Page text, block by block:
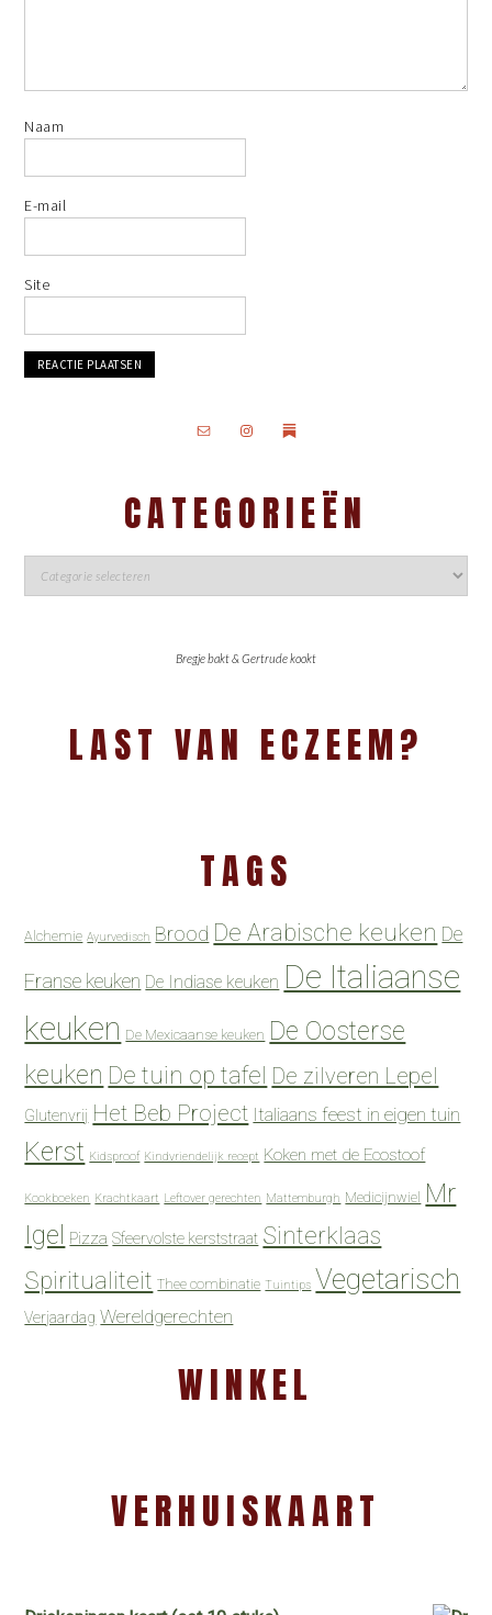
Naam
E-mail
Site
CATEGORIEËN
Bregje bakt & Gertrude kookt
LAST VAN ECZEEM?
TAGS
Alchemie Ayurvedisch Brood De Arabische keuken De
Franse keuken De Indiase keuken De Italiaanse
keuken De Mexicaanse keuken De Oosterse
keuken De tuin op tafel De zilveren Lepel
Glutenvrij Het Beb Project Italiaans feest in eigen tuin
Kerst Kidsproof Kindvriendelijk recept Koken met de Ecostoof
Kookboeken Krachtkaart Leftover gerechten Mattemburgh Medicijnwiel Mr
Igel
Pizza Sfeervolste kerststraat Sinterklaas
Spiritualiteit Thee combinatie Tuintips Vegetarisch
Verjaardag Wereldgerechten
WINKEL
VERHUISKAART